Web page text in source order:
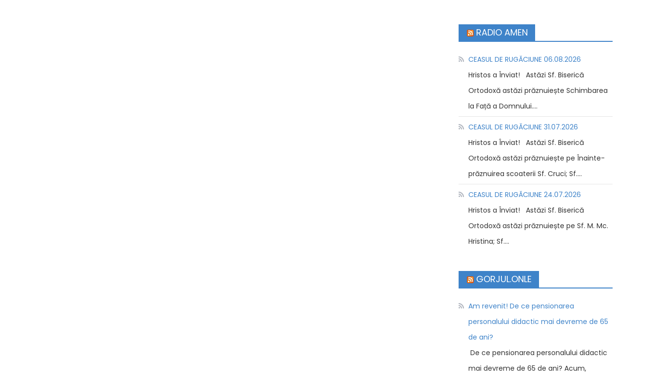
RADIO AMEN
CEASUL DE RUGĂCIUNE 06.08.2026
Hristos a Înviat! Astăzi Sf. Biserică
Ortodoxă astăzi prăznuiește Schimbarea
la Față a Domnului....
CEASUL DE RUGĂCIUNE 31.07.2026
Hristos a Înviat! Astăzi Sf. Biserică
Ortodoxă astăzi prăznuiește pe Înainte-
prăznuirea scoaterii Sf. Cruci; Sf....
CEASUL DE RUGĂCIUNE 24.07.2026
Hristos a Înviat! Astăzi Sf. Biserică
Ortodoxă astăzi prăznuiește pe Sf. M. Mc.
Hristina; Sf....
GORJUL.ONLE
Am revenit! De ce pensionarea
personalului didactic mai devreme de 65
de ani?
De ce pensionarea personalului didactic
mai devreme de 65 de ani? Acum,